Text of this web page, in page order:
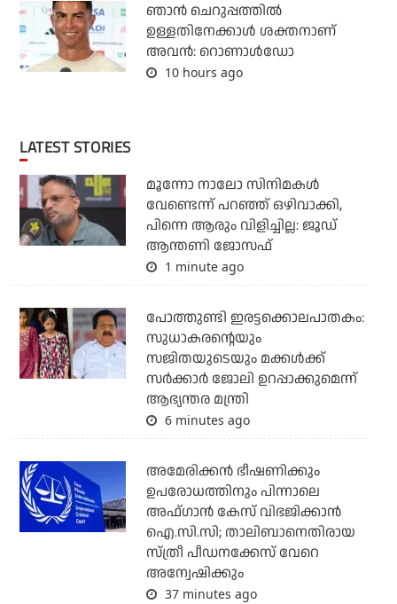
ഞാന്‍ ചെറുപ്പത്തില്‍
ഉള്ളതിനേക്കാള്‍ ശക്തനാണ്
അവന്‍: റൊണാള്‍ഡോ
10 hours ago
LATEST STORIES
മൂന്നോ നാലോ സിനിമകൾ
വേണ്ടെന്ന് പറഞ്ഞ് ഒഴിവാക്കി,
പിന്നെ ആരും വിളിച്ചില്ല: ജൂഡ്
ആന്തണി ജോസഫ്
1 minute ago
പോത്തുണ്ടി ഇരട്ടക്കൊലപാതകം:
സുധാകരന്റെയും
സജിതയുടെയും മക്കള്‍ക്ക്
സര്‍ക്കാര്‍ ജോലി ഉറപ്പാക്കുമെന്ന്
ആഭ്യന്തര മന്ത്രി
6 minutes ago
അമേരിക്കന്‍ ഭീഷണിക്കും
ഉപരോധത്തിനും പിന്നാലെ
അഫ്ഗാന്‍ കേസ് വിഭജിക്കാന്‍
ഐ.സി.സി; താലിബാനെതിരായ
സ്ത്രീ പീഡനക്കേസ് വേറെ
അന്വേഷിക്കും
37 minutes ago